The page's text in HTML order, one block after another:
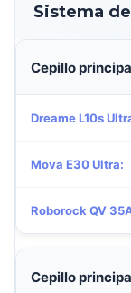
Sistema
Cepillo
Dreame L10s
Mova E30 Ultra:
Roborock QV
Cepillo